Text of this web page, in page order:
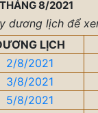
THÁNG 8/2021
dương lịch để
LỊCH
2/8/2021
3/8/2021
5/8/2021